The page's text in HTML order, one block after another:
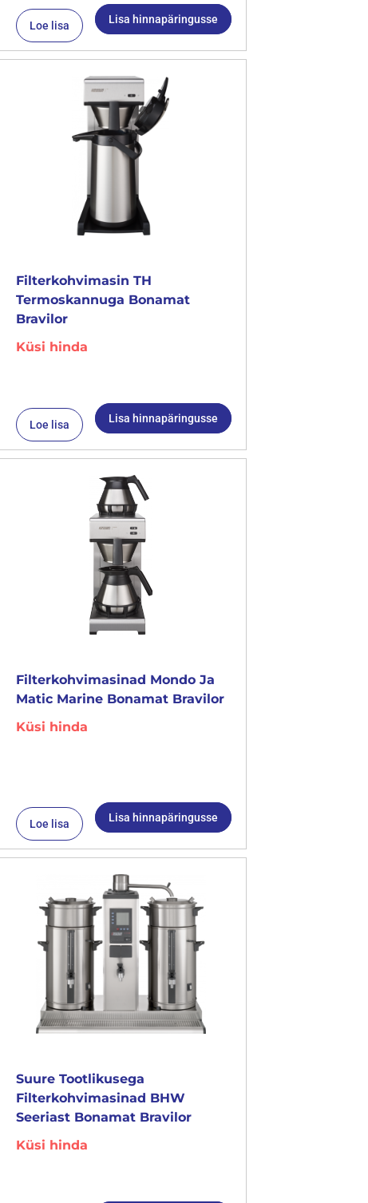
Loe lisa Lisa hinnapäringusse
Filterkohvimasin TH
Termoskannuga Bonamat
Bravilor
Küsi hinda
Loe lisa Lisa hinnapäringusse
Filterkohvimasinad Mondo Ja
Matic Marine Bonamat Bravilor
Küsi hinda
Loe lisa Lisa hinnapäringusse
Suure Tootlikusega
Filterkohvimasinad BHW
Seeriast Bonamat Bravilor
Küsi hinda